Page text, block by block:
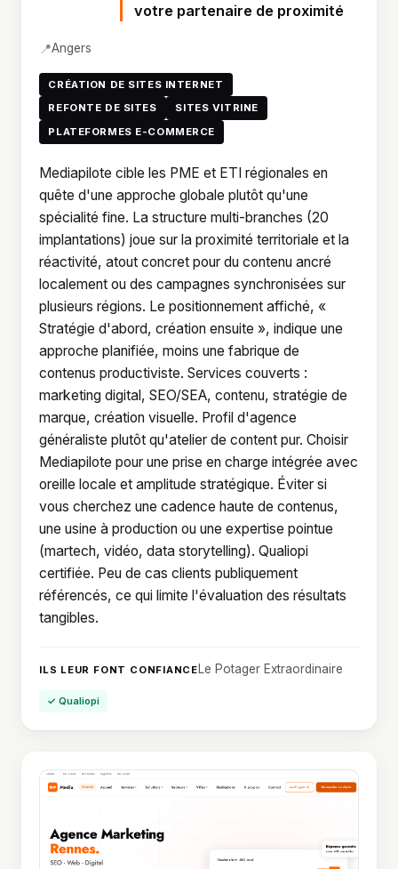
votre partenaire de proximité
📍Angers
CRÉATION DE SITES INTERNET
REFONTE DE SITES
SITES VITRINE
PLATEFORMES E-COMMERCE
Mediapilote cible les PME et ETI régionales en
quête d'une approche globale plutôt qu'une
spécialité fine. La structure multi-branches (20
implantations) joue sur la proximité territoriale et la
réactivité, atout concret pour du contenu ancré
localement ou des campagnes synchronisées sur
plusieurs régions. Le positionnement affiché, «
Stratégie d'abord, création ensuite », indique une
approche planifiée, moins une fabrique de
contenus productiviste. Services couverts :
marketing digital, SEO/SEA, contenu, stratégie de
marque, création visuelle. Profil d'agence
généraliste plutôt qu'atelier de content pur. Choisir
Mediapilote pour une prise en charge intégrée avec
oreille locale et amplitude stratégique. Éviter si
vous cherchez une cadence haute de contenus,
une usine à production ou une expertise pointue
(martech, vidéo, data storytelling). Qualiopi
certifiée. Peu de cas clients publiquement
référencés, ce qui limite l'évaluation des résultats
tangibles.
ILS LEUR FONT CONFIANCE Le Potager Extraordinaire
✓ Qualiopi